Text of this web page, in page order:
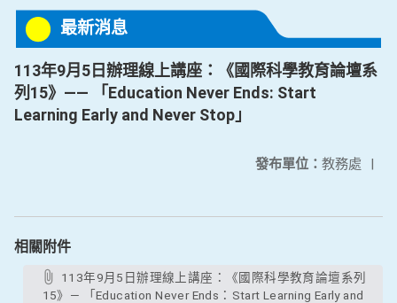
最新消息
113年9月5日辦理線上講座：《國際科學教育論壇系
列15》—— 「Education Never Ends: Start
Learning Early and Never Stop」
發布單位： 教務處 |
相關附件
15》— 「Education Never Ends：Start Learning Early and